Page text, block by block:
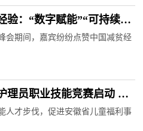
验：“数字赋能”“可持续发
会期间，嘉宾纷纷点赞中国减贫经
理员职业技能竞赛启动 加
人才步伐，促进安徽省儿童福利事